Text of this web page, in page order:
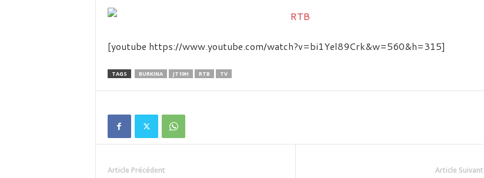
d
k
[youtube https://www.youtube.com/watch?v=bi1Yel89Crk&w=560&h=315]
TAGS BURKINA JT19H RTB TV
Article Précédent Article Suivant